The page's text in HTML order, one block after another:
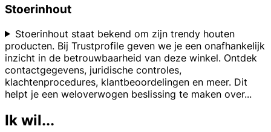
Stoerinhout
Stoerinhout staat bekend om zijn trendy houten
producten. Bij Trustprofile geven we je een onafhankelijk
inzicht in de betrouwbaarheid van deze winkel. Ontdek
contactgegevens, juridische controles,
klachtenprocedures, klantbeoordelingen en meer. Dit
helpt je een weloverwogen beslissing te maken over...
Ik wil...